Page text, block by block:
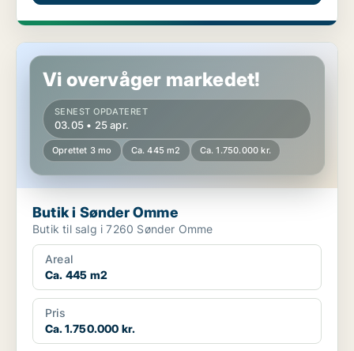
Butik i Sønder Omme
Vi overvåger markedet!
SENEST OPDATERET
03.05 • 25 apr.
Oprettet 3 mo Ca. 445 m2 Ca. 1.750.000 kr.
Butik i Sønder Omme
Butik til salg i 7260 Sønder Omme
Areal
Ca. 445 m2
Pris
Ca. 1.750.000 kr.